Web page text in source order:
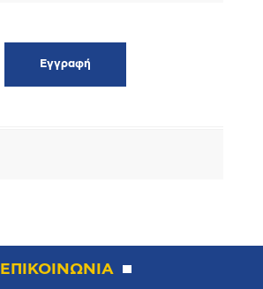
ΕΠΙΚΟΙΝΩΝΙΑ